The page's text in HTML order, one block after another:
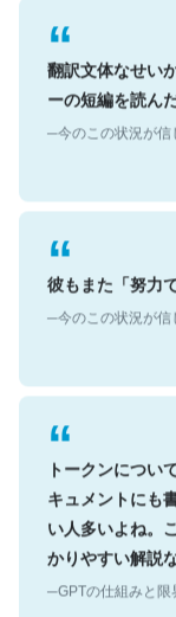
翻訳文体なせい
ーの短編を読ん
彼もまた「努力
トークンについ
キュメントにも
い人多いよね。
かりやすい解説